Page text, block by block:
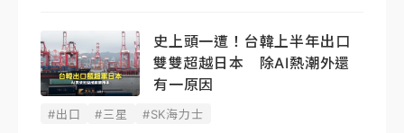
史上頭一遭！台韓上半年出口
雙雙超越日本 除AI熱潮外還
有一原因
#出口 #三星 #SK海力士